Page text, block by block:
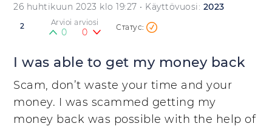
26 huhtikuun 2023 klo 19:27 • Käyttövuosi: 2023
2 Arvioi arviosi
0 0
I was able to get my money back
Scam, don’t waste your time and your
money. I was scammed getting my
money back was possible with the help of